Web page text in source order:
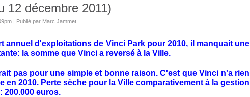
12 décembre 2011)
| Publié par Marc Jammet
annuel d'exploitations de Vinci Park pour 2010, il manquait une
la somme que Vinci a reversé à la Ville.
pas pour une simple et bonne raison. C'est que Vinci n'a rien
en 2010. Perte sèche pour la Ville comparativement à la gestion
200.000 euros.